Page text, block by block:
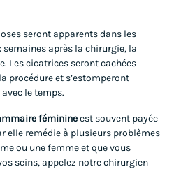
seront apparents dans les
après la chirurgie, la
Les cicatrices seront cachées
procédure et s’estomperont
le temps.
féminineest souvent payée
elle remédie à plusieurs problèmes
ou une femme et que vous
seins, appelez notre chirurgien